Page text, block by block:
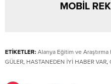
MOBİL
ETİKETLER: Alanya Eğitim ve Araştırma
GÜLER, HASTANEDEN İYİ HABER VAR,